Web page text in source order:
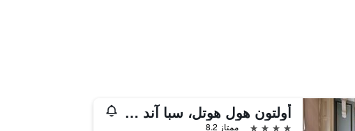
أولتون هول هوتل، سبا آند جولف ريزورت
4 نجوم ممتاز 8.2